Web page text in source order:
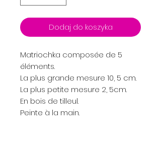
Dodaj do koszyka
Matriochka composée de 5
éléments.
La plus grande mesure 10, 5 cm.
La plus petite mesure 2, 5cm.
En bois de tilleul.
Peinte à la main.